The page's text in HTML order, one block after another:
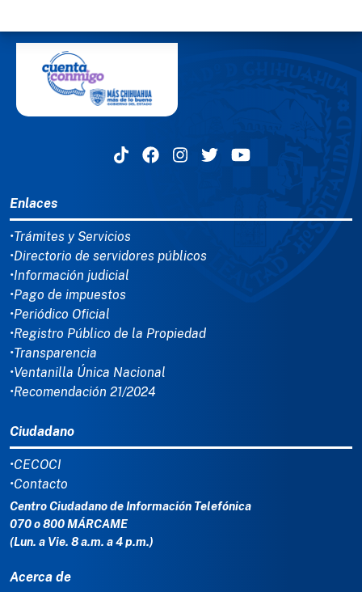
Enlaces
•Trámites y Servicios
•Directorio de servidores públicos
•Información judicial
•Pago de impuestos
•Periódico Oficial
•Registro Público de la Propiedad
•Transparencia
•Ventanilla Única Nacional
•Recomendación 21/2024
Ciudadano
•CECOCI
•Contacto
Centro Ciudadano de Información Telefónica
070 o 800 MÁRCAME
(Lun. a Vie. 8 a.m. a 4 p.m.)
Acerca de